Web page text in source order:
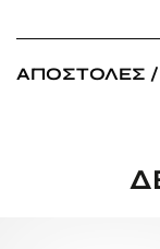
ΑΠΟΣΤΟΛΈΣ